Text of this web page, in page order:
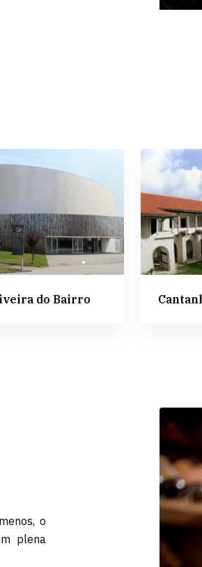
do Bairro
o
plena